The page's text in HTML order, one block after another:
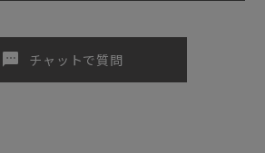
sms チャットで質問